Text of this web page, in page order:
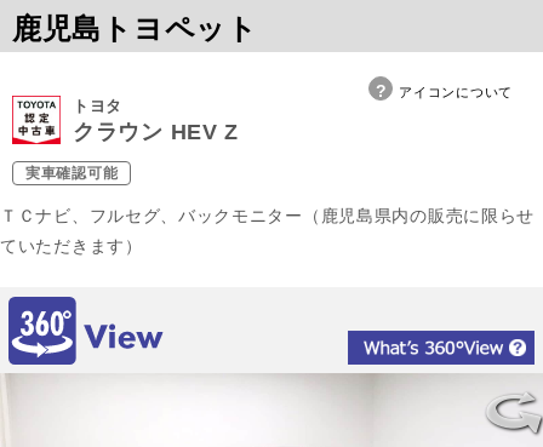
鹿児島トヨペット
アイコンについて
トヨタ
クラウン HEV Z
実車確認可能
ＴＣナビ、フルセグ、バックモニター（鹿児島県内の販売に限らせ
ていただきます）